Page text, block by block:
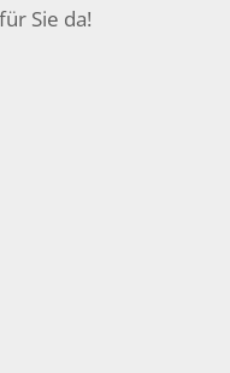
für Sie da!